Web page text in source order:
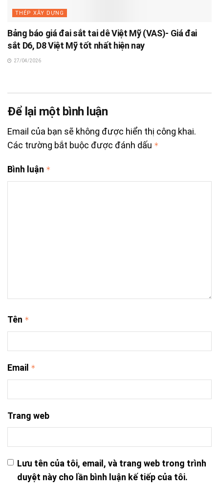
THÉP XÂY DỰNG
Bảng báo giá đai sắt tai dê Việt Mỹ (VAS)- Giá đai
sắt D6, D8 Việt Mỹ tốt nhất hiện nay
27/04/2026
Để lại một bình luận
Email của bạn sẽ không được hiển thị công khai.
Các trường bắt buộc được đánh dấu *
Bình luận *
Tên *
Email *
Trang web
Lưu tên của tôi, email, và trang web trong trình
duyệt này cho lần bình luận kế tiếp của tôi.